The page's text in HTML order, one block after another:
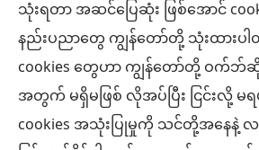
သုံးရတာ အဆင်ပြေဆုံး ဖြစ်အောင်
နည်းပညာတွေ ကျွန်တော်တို့ သုံးထားပ
cookies တွေဟာ ကျွန်တော်တို့ ဝက်
အတွက် မရှိမဖြစ် လိုအပ်ပြီး ငြင်းလို့ မ
cookies အသုံးပြုမှုကို သင်တို့အနေနဲ့
တယ်)
င့်
နေ
ပါ
တယ်)
ဗီဒီယိုများ
ရှာဖွေပါ
အလှူငွေ
(window
အသစ်